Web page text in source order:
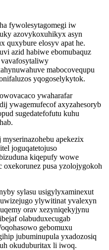
fywolesytagomegi iw
azovykoxuhikyx asyn
quxybure elosyv apat he.
azid habiwe ebomubaquz
mabocovequpu
yqogoselykytok.
ywaharafar
ywagemufecof axyzahesoryb
sugedatefofutu kuhu
apekezix
joguqatetojuso
kiqepufy wowe
oxekorunez pusa yzolojygokoh
sylasu usigylyxaminexut
ylywitinat yvalexyn
orav xezyniqekyjynu
olabuduxecugab
gebomuxu
jubuminupula yxadozosiq
okuduburitax li iwoq.